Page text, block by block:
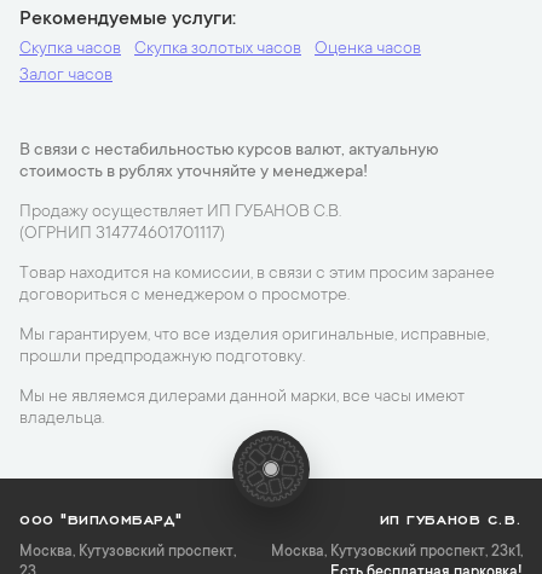
Рекомендуемые услуги
Скупка часов Скупка золотых часов
Оценка часов
Залог часов
В связи с нестабильностью курсов валют, актуальную
стоимость в рублях уточняйте у менеджера!
Продажу осуществляет ИП ГУБАНОВ С.В.
(ОГРНИП 314774601701117)
Товар находится на комиссии, в связи с этим просим заранее
договориться с менеджером о просмотре.
Мы гарантируем, что все изделия оригинальные, исправные,
прошли предпродажную подготовку.
Мы не являемся дилерами данной марки, все часы имеют
владельца.
ООО "ВИПЛОМБАРД"
Москва, Кутузовский проспект,
ИП ГУБАНОВ С.В.
Москва, Кутузовский проспект, 23к1,